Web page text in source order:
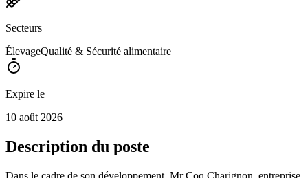
Secteurs
ÉlevageQualité & Sécurité alimentaire
Expire le
10 août 2026
Description du poste
Dans le cadre de son développement, Mr Coq Charignon, entreprise